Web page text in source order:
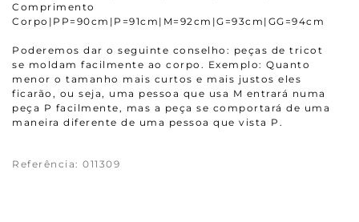
Comprimento
Corpo|PP=90cm|P=91cm|M=92cm|G=93cm|GG=94cm
Poderemos dar o seguinte conselho: peças de tricot
se moldam facilmente ao corpo. Exemplo: Quanto
menor o tamanho mais curtos e mais justos eles
ficarão, ou seja, uma pessoa que usa M entrará numa
peça P facilmente, mas a peça se comportará de uma
maneira diferente de uma pessoa que vista P.
Referência: 011309